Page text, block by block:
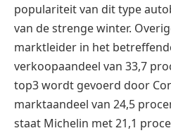
populariteit van dit type
van de strenge winter.
marktleider in het
verkoopaandeel van 33,7
top3 wordt gevoerd door
marktaandeel van 24,5
staat Michelin met 21,1